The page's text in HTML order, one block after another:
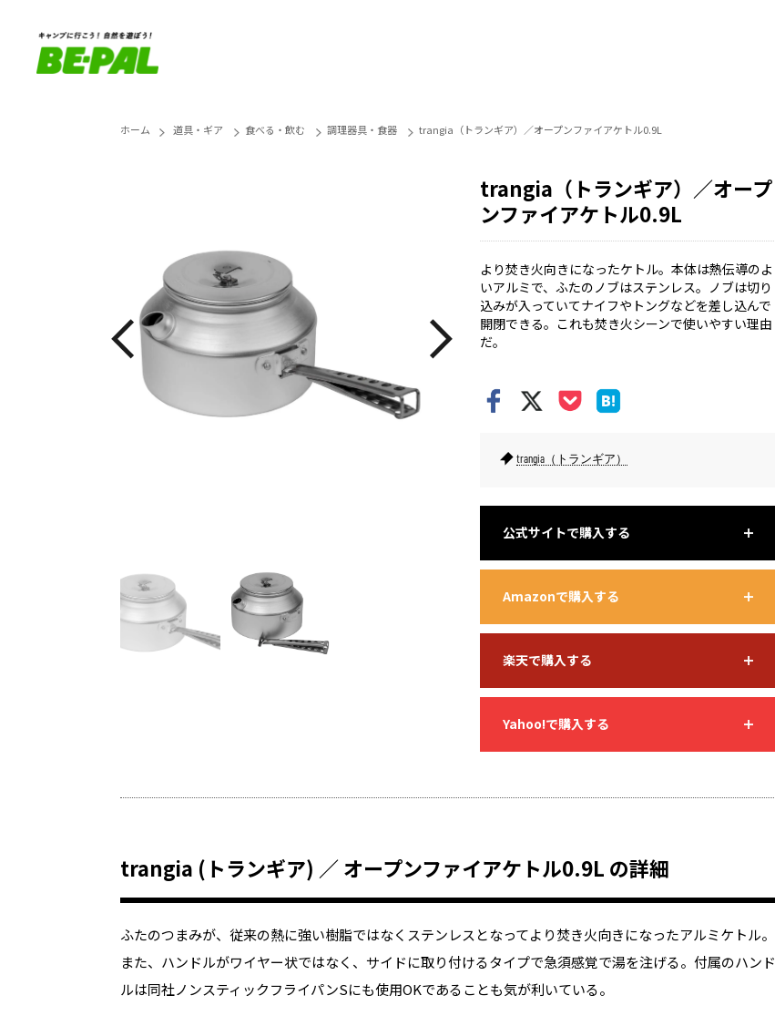
ホーム 道具・ギア 食べる・飲む 調理器具・食器 trangia（トランギア）／オープンファイアケトル0.9L
trangia（トランギア）／オープ
ンファイアケトル0.9L
より焚き火向きになったケトル。本体は熱伝導のよ
いアルミで、ふたのノブはステンレス。ノブは切り
込みが入っていてナイフやトングなどを差し込んで
開閉できる。これも焚き火シーンで使いやすい理由
だ。
trangia（トランギア）
公式サイトで購入する
Amazonで購入する
楽天で購入する
Yahoo!で購入する
trangia (トランギア) ／ オープンファイアケトル0.9L の詳細
ふたのつまみが、従来の熱に強い樹脂ではなくステンレスとなってより焚き火向きになったアルミケトル。
また、ハンドルがワイヤー状ではなく、サイドに取り付けるタイプで急須感覚で湯を注げる。付属のハンド
ルは同社ノンスティックフライパンSにも使用OKであることも気が利いている。